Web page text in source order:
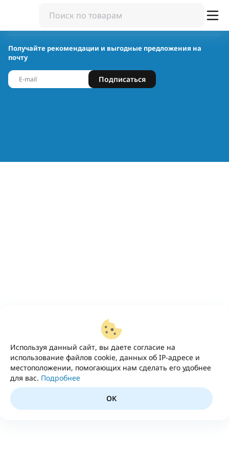
Используя данный сайт, вы даете согласие на
использование файлов cookie, данных об IP-адресе и
местоположении, помогающих нам сделать его удобнее
для вас. Подробнее
OK
Получайте рекомендации и выгодные предложения на
почту
Подписаться